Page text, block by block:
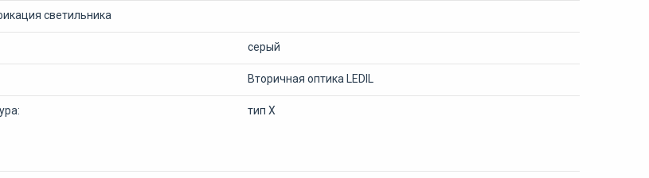
светильника
серый
Вторичная оптика LEDIL
тип Х